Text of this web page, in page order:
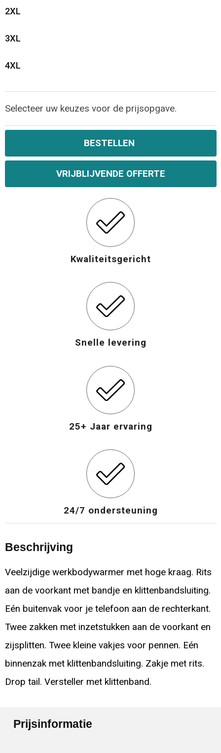
2XL
3XL
4XL
Selecteer uw keuzes voor de prijsopgave.
BESTELLEN
VRIJBLIJVENDE OFFERTE
Kwaliteitsgericht
Snelle levering
25+ Jaar ervaring
24/7 ondersteuning
Beschrijving
Veelzijdige werkbodywarmer met hoge kraag. Rits
aan de voorkant met bandje en klittenbandsluiting.
Eén buitenvak voor je telefoon aan de rechterkant.
Twee zakken met inzetstukken aan de voorkant en
zijsplitten. Twee kleine vakjes voor pennen. Eén
binnenzak met klittenbandsluiting. Zakje met rits.
Drop tail. Versteller met klittenband.
Prijsinformatie